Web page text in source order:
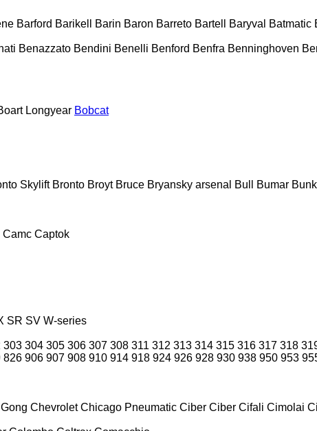
Barford Barikell Barin Baron Barreto Bartell Baryval Batmatic
Benazzato Bendini Benelli Benford Benfra Benninghoven
Longyear Bobcat
Skylift Bronto Broyt Bruce Bryansky arsenal Bull Bumar
Camc Captok
SR SV W-series
303 304 305 306 307 308 311 312 313 314 315 316 317 318
826 906 907 908 910 914 918 924 926 928 930 938 950 953
Chevrolet Chicago Pneumatic Ciber Ciber Cifali Cimolai